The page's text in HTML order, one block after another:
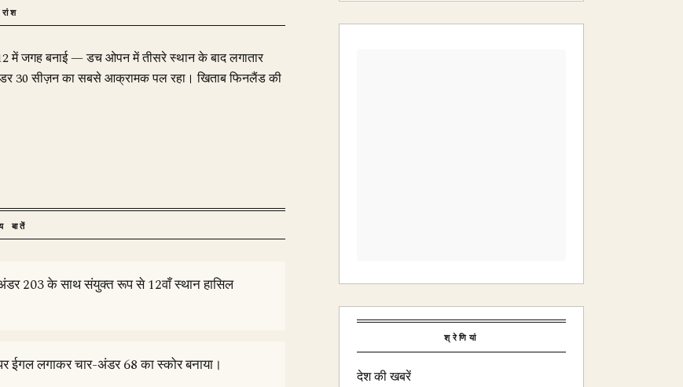
में जगह बनाई — डच ओपन में तीसरे स्थान के बाद लगातार
30 सीज़न का सबसे आक्रामक पल रहा। खिताब फिनलैंड की
बातें
203 के साथ संयुक्त रूप से 12वाँ स्थान हासिल
ईगल लगाकर चार-अंडर 68 का स्कोर बनाया।
श्रेणियां
देश की खबरें